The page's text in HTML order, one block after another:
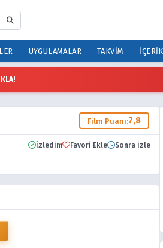
UYGULAMALAR TAKVIM
Film Puanı:7,8
İzledim Favori Ekle Sonra izle